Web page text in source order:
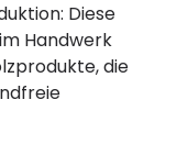
Diese
Handwerk
die